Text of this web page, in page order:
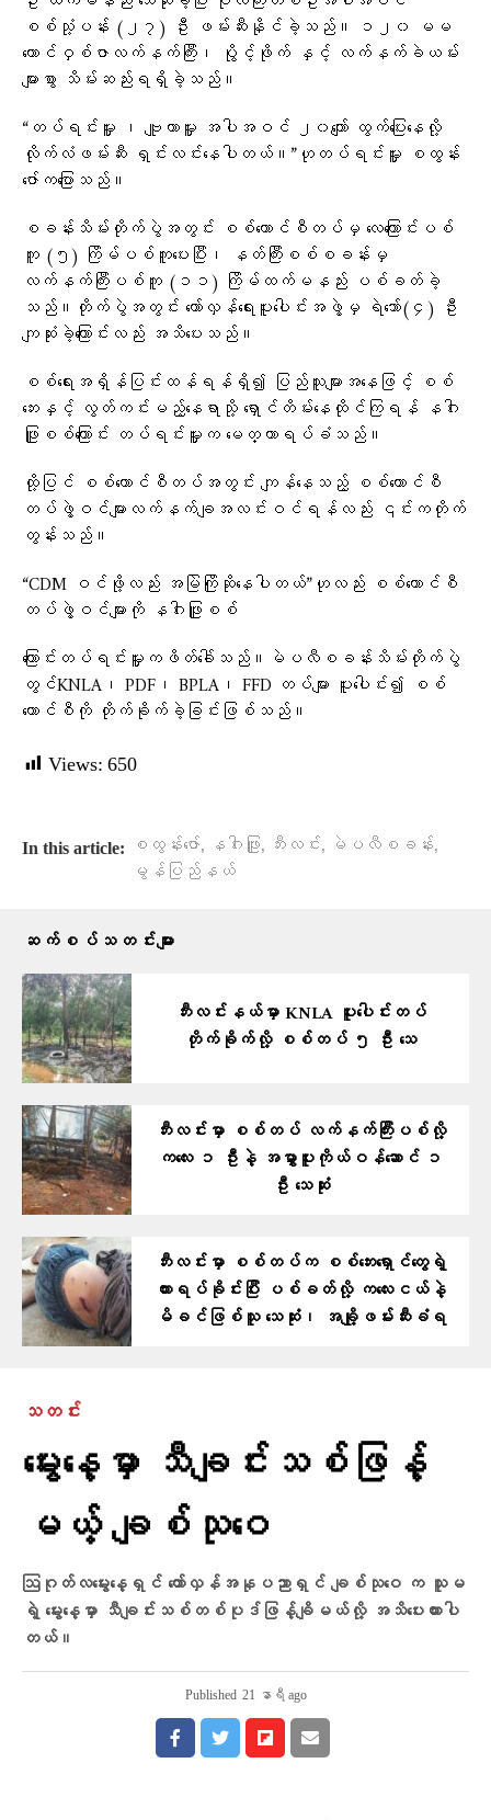
စစ်သုံ့ပန်း (၂၇) ဦး ဖမ်းဆီးနိုင်ခဲ့သည်။ ၁၂၀ မမ
ဟောင်ဝှစ်ဇာလက်နက်ကြီး၊ ပွိုင့်ဖိုက် နှင့် လက်နက်ခဲယမ်း
များစွာ သိမ်းဆည်းရရှိခဲ့သည်။
“တပ်ရင်းမှူး ၊ ဗျူဟာမှူး အပါအဝင် ၂၀ကျော် ထွက်ပြေးနေလို့
လိုက်လံဖမ်းဆီး ရှင်းလင်းနေပါတယ်။”ဟုတပ်ရင်းမှူး စထွန်း
ဇော်ကပြောသည်။
စခန်းသိမ်းတိုက်ပွဲအတွင်း စစ်ကောင်စီတပ်မှ လေကြောင်းပစ်
ကူ (၅) ကြိမ်ပစ်ကူပေးပြီး၊ နတ်ကြီးစစ်စခန်းမှ
လက်နက်ကြီးပစ်ကူ (၁၁) ကြိမ်ထက်မနည်း ပစ်ခတ်ခဲ့
သည်။တိုက်ပွဲအတွင်း တော်လှန်ရေးပူးပေါင်းအဖွဲ့မှ ရဲဘော်(၄) ဦး
ကျဆုံးခဲ့ကြောင်းလည်း အသိပေးသည်။
စစ်ရေးအရှိန်ပြင်းထန်ရန်ရှိ၍ ပြည်သူများအနေဖြင့် စစ်
ဘေးနှင့် လွတ်ကင်းမည့်နေရာသို့ ရှောင်တိမ်းနေထိုင်ကြရန် နဂါး
ဖြူစစ်ကြောင်း တပ်ရင်းမှူးက မေတ္တာရပ်ခံသည်။
ထို့ပြင် စစ်ကောင်စီတပ်အတွင်း ကျန်နေသည့် စစ်ကောင်စီ
တပ်ဖွဲ့ဝင်များလက်နက်ချအလင်းဝင်ရန်လည်း ၎င်းကတိုက်
တွန်းသည်။
“CDM ဝင်ဖို့လည်း အမြဲကြိုဆိုနေပါတယ်”ဟုလည်း စစ်ကောင်စီ
တပ်ဖွဲ့ဝင်များကို နဂါးဖြူစစ်
ကြောင်းတပ်ရင်းမှူးကဖိတ်ခေါ်သည်။မဲပလီစခန်းသိမ်းတိုက်ပွဲ
တွင်KNLA၊ PDF၊ BPLA၊ FFD တပ်များ ပူးပေါင်း၍ စစ်
ကောင်စီကို တိုက်ခိုက်ခဲ့ခြင်းဖြစ်သည်။
Views: 650
In this article: စထွန်းဇော်, နဂါးဖြူ, ဘီးလင်း, မဲပလီစခန်း,
မွန်ပြည်နယ်
ဆက်စပ်သတင်းများ
ဘီးလင်းနယ်မှာ KNLA ပူးပေါင်းတပ်
တိုက်ခိုက်လို့ စစ်တပ် ၅ ဦး သေ
ဘီးလင်းမှာ စစ်တပ် လက်နက်ကြီးပစ်လို့
ကလေး ၁ ဦးနဲ့ အမွှာပူးကိုယ်ဝန်ဆောင် ၁
ဦး သေဆုံး
ဘီးလင်းမှာ စစ်တပ်က စစ်ဘေးရှောင်တွေရဲ့
ကားရပ်ခိုင်းပြီး ပစ်ခတ်လို့ ကလေးငယ်နဲ့
မိခင်ဖြစ်သူ သေဆုံး၊ အချို့ဖမ်းဆီးခံရ
သတင်း
မွေးနေ့မှာ သီချင်းသစ်ဖြန့်
မယ့် ချစ်သုဝေ
ဩဂုတ်လမွေးနေ့ရှင် တော်လှန်အနုပညာရှင် ချစ်သုဝေ က သူမ
ရဲ့ မွေးနေ့မှာ သီချင်းသစ်တစ်ပုဒ်ဖြန့်ချိမယ်လို့ အသိပေးထားပါ
တယ်။
Published 21 နာရီ ago